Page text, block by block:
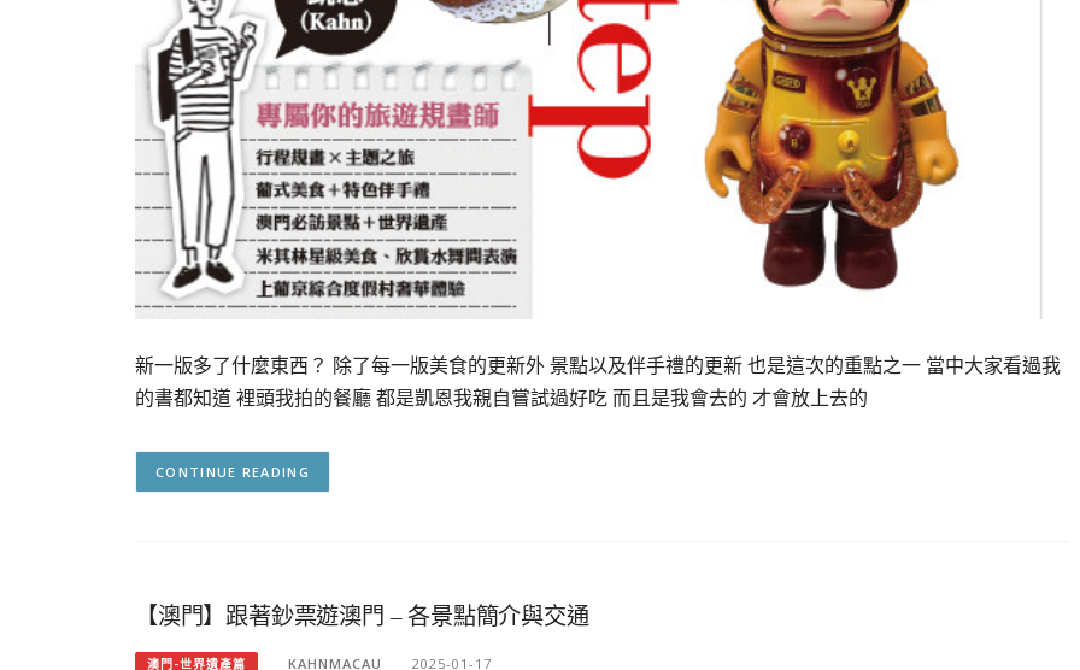
新一版多了什麼東西？ 除了每一版美食的更新外 景點以及伴手禮的更新 也是這次的重點之一 當中大家看過我
的書都知道 裡頭我拍的餐廳 都是凱恩我親自嘗試過好吃 而且是我會去的 才會放上去的
CONTINUE READING
【澳門】跟著鈔票遊澳門 – 各景點簡介與交通
澳門-世界遺產篇 KAHNMACAU 2025-01-17